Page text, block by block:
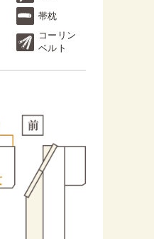
帯枕
コーリン
ベルト